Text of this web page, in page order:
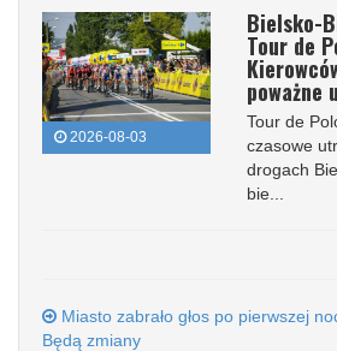
2026-08-03
Bielsko-
Tour de
poważne
Tour de
czasowe
drogach
bie...
Miasto zabrało głos po pierwszej
Będą zmiany